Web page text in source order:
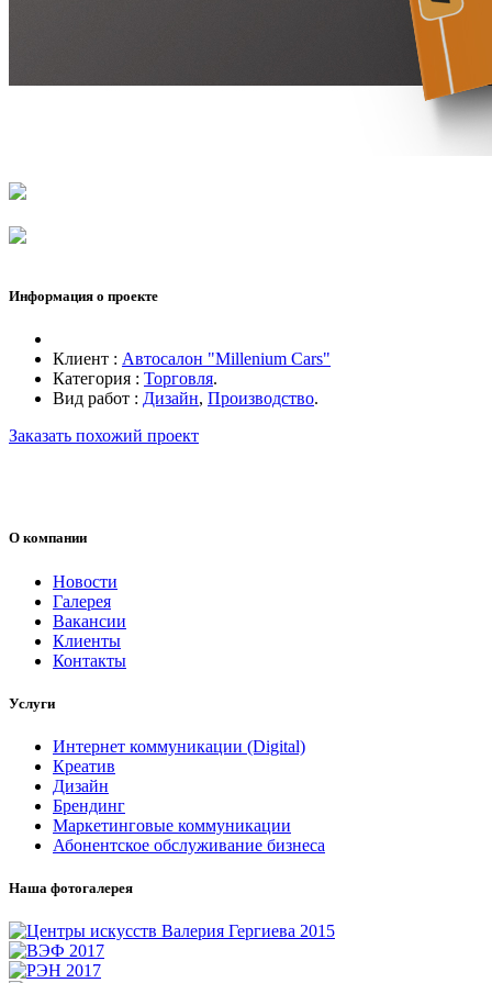
Информация о проекте
Клиент : Автосалон "Millenium Cars"
Категория : Торговля.
Вид работ : Дизайн, Производство.
Заказать похожий проект
О компании
Новости
Галерея
Вакансии
Клиенты
Контакты
Услуги
Интернет коммуникации (Digital)
Креатив
Дизайн
Брендинг
Маркетинговые коммуникации
Абонентское обслуживание бизнеса
Наша фотогалерея